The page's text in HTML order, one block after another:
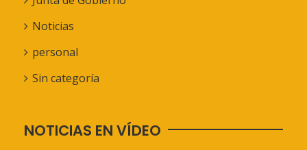
Noticias
personal
Sin categoría
NOTICIAS EN VÍDEO